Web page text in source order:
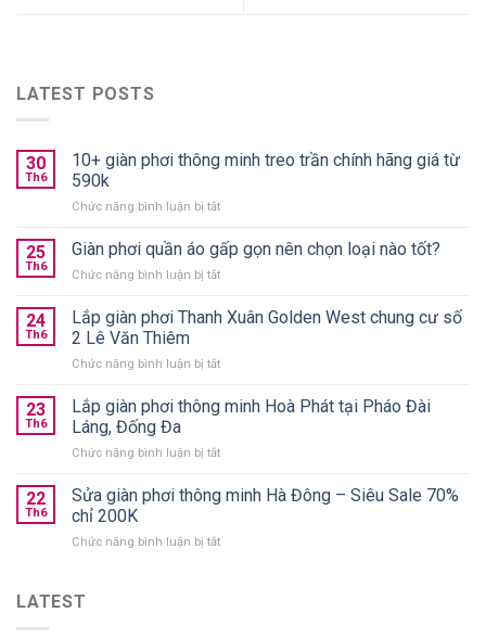
LATEST POSTS
30
Th6
10+ giàn phơi thông minh treo trần chính hãng giá từ
590k
Chức năng bình luận bị tắtở
giàn
phơi
thông
treo
hãng
từ
25
Th6
Giàn phơi quần áo gấp gọn nên chọn loại nào tốt?
Chức năng bình luận bị tắtở
phơi
gấp
nên
nào
24
Th6
Lắp giàn phơi Thanh Xuân Golden West chung cư số
2 Lê Văn Thiêm
Chức năng bình luận bị tắtở
giàn
Xuân
West
số
23
Th6
Lắp giàn phơi thông minh Hoà Phát tại Pháo Đài
Láng, Đống Đa
Chức năng bình luận bị tắtở
giàn
phơi
minh
22
Th6
Sửa giàn phơi thông minh Hà Đông – Siêu Sale 70%
chỉ 200K
Chức năng bình luận bị tắtở
LATEST